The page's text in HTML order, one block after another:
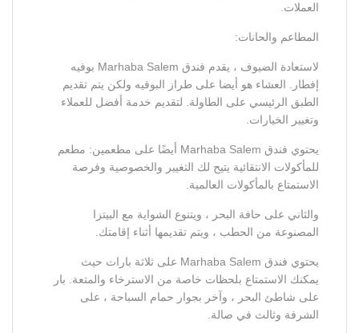
العملات.
المطاعم والحانات:
لاستعادة الضيوف ، يقدم فندق Marhaba Salem بوفيه
إفطار. العشاء هو أيضا على طراز البوفيه ولكن يتم تقديم
الطبق الرئيسي على الطاولة. لتقديم خدمة أفضل للعملاء
وتغيير الخيارات.
يحتوي فندق Marhaba Salem أيضًا على مطعمين: مطعم
للمأكولات الانتقائية يتيح لك التغيير والخصوصية وفرصة
الاستمتاع بالمأكولات العالمية.
والثاني على حافة البحر ، ويتنوع الشواية مع البيتزا
المصنوعة من الحطب ، ويتم تقديمها أثناء إقامتك.
يحتوي فندق Marhaba Salem على ثلاثة بارات حيث
يمكنك الاستمتاع بلحظات خاصة من الاسترخاء والمتعة. بار
على شاطئ البحر ، وآخر بجوار حمام السباحة ، على
الشرفة وثالث في صالة.